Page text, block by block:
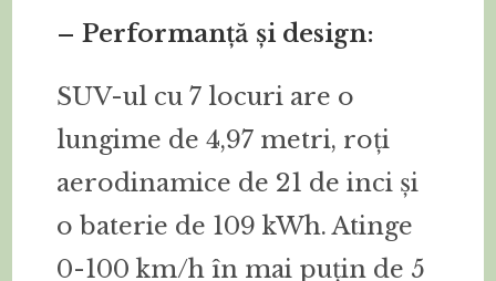
– Performanță și design:
SUV-ul cu 7 locuri are o
lungime de 4,97 metri, roți
aerodinamice de 21 de inci și
o baterie de 109 kWh. Atinge
0-100 km/h în mai puțin de 5